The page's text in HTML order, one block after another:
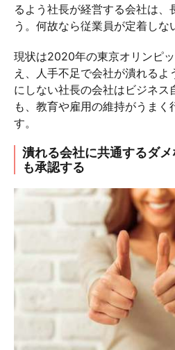
るよう社長が経営する会社は、
う。何故なら従業員が定着しな
現状は2020年の東京オリンピ
え、人手不足で会社が潰れる
にしない社長の会社はビジネス
も、教育や雇用の維持がうま
す。
潰れる会社に共通するダ
も承認する